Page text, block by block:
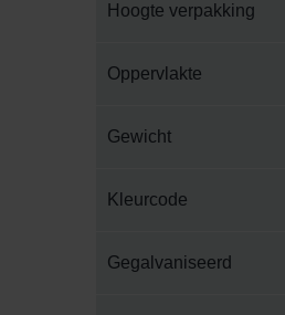
Hoogte verpakking
Oppervlakte
Gewicht
Kleurcode
Gegalvaniseerd